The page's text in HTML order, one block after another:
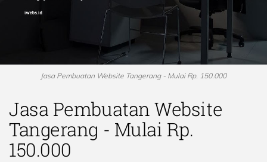
Jasa Pembuatan Website Tangerang - Mulai Rp. 150.000
Jasa Pembuatan Website
Tangerang - Mulai Rp.
150.000